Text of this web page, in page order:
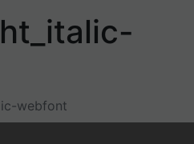
webfont